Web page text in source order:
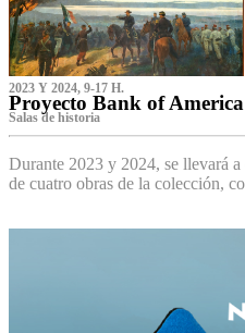
2023 Y 2024, 9-17 H.
Proyecto Bank of America
S‌alas de historia
Durante 2023 y 2024, se llevará
de cuatro obras de la colección,